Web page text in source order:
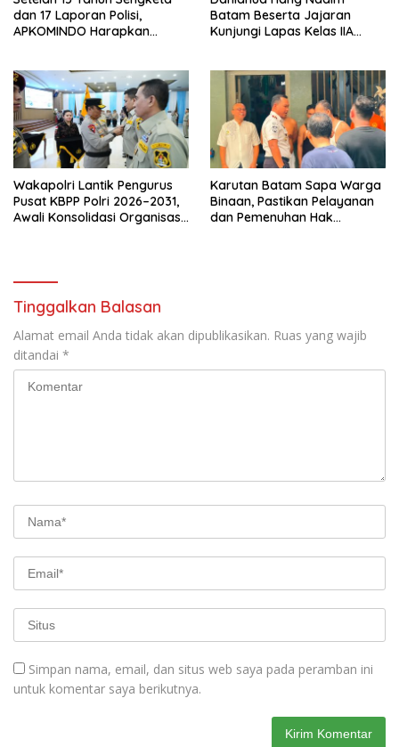
dan 17 Laporan Polisi,
APKOMINDO Harapkan
K/TUN/2026
Batam Beserta Jajaran
Kunjungi Lapas Kelas IIA
Wakapolri Lantik Pengurus
Pusat KBPP Polri 2026–2031,
Awali Konsolidasi Organisasi
Karutan Batam Sapa Warga
Binaan, Pastikan Pelayanan
dan Pemenuhan Hak
Tinggalkan Balasan
Alamat email Anda tidak akan dipublikasikan. Ruas yang wajib
ditandai *
Simpan nama, email, dan situs web saya pada peramban ini
untuk komentar saya berikutnya.